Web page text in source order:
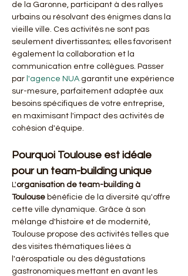
de la Garonne, participant à des rallyes
urbains ou résolvant des énigmes dans la
vieille ville. Ces activités ne sont pas
seulement divertissantes; elles favorisent
également la collaboration et la
communication entre collègues. Passer
par l'agence NUA garantit une expérience
sur-mesure, parfaitement adaptée aux
besoins spécifiques de votre entreprise,
en maximisant l'impact des activités de
cohésion d'équipe.
Pourquoi Toulouse est idéale
pour un team-building unique
L'organisation de team-building à
Toulouse bénéficie de la diversité qu'offre
cette ville dynamique. Grâce à son
mélange d'histoire et de modernité,
Toulouse propose des activités telles que
des visites thématiques liées à
l'aérospatiale ou des dégustations
gastronomiques mettant en avant les